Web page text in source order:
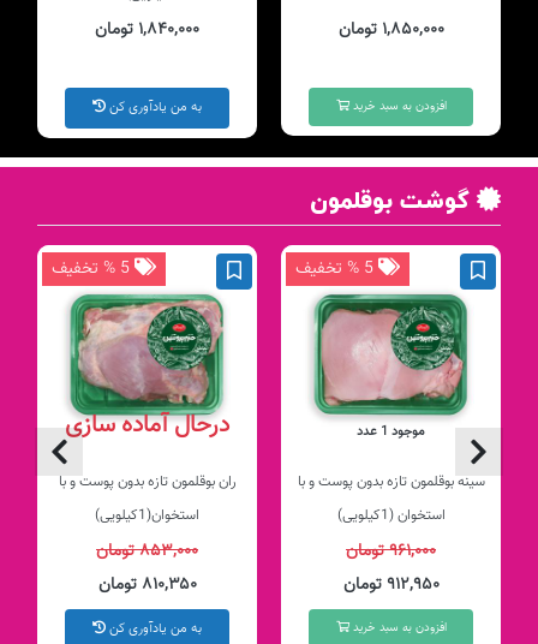
۱,۸۵۰,۰۰۰ تومان
افزودن به سبد خرید
۱,۸۴۰,۰۰۰ تومان
به من یادآوری کن
گوشت بوقلمون
5 % تخفیف
موجود 1 عدد
سینه بوقلمون تازه بدون پوست و با
استخوان (1کیلویی)
۹۶۱,۰۰۰ تومان
۹۱۲,۹۵۰ تومان
افزودن به سبد خرید
5 % تخفیف
درحال آماده سازی
ران بوقلمون تازه بدون پوست و با
استخوان(1کیلویی)
۸۵۳,۰۰۰ تومان
۸۱۰,۳۵۰ تومان
به من یادآوری کن